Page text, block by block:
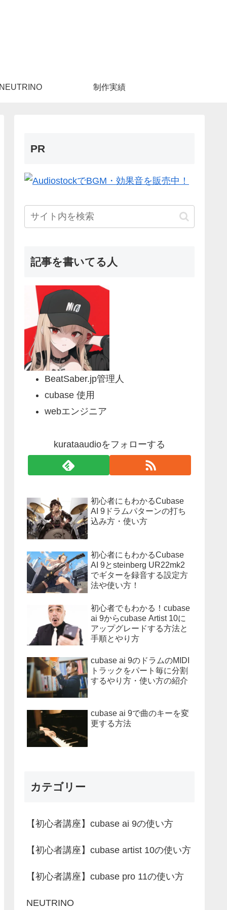
NEUTRINO 制作実績
PR
記事を書いてる人
BeatSaber.jp管理人
cubase 使用
webエンジニア
kurataaudioをフォローする
初心者にもわかるCubase
AI 9ドラムパターンの打ち
込み方・使い方
初心者にもわかるCubase
AI 9とsteinberg UR22mk2
でギターを録音する設定方
法や使い方！
初心者でもわかる！cubase
ai 9からcubase Artist 10に
アップグレードする方法と
手順とやり方
cubase ai 9のドラムのMIDI
トラックをパート毎に分割
するやり方・使い方の紹介
cubase ai 9で曲のキーを変
更する方法
カテゴリー
【初心者講座】cubase ai 9の使い方
【初心者講座】cubase artist 10の使い方
【初心者講座】cubase pro 11の使い方
NEUTRINO